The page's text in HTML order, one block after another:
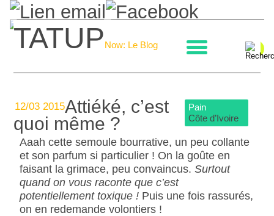
La boulangerie
TATUPNow: Le Blog
Pain
Côte d’Ivoire
12/03 2015Attiéké, c’est
quoi même ?
Aaah cette semoule bourrative, un peu collante
et son parfum si particulier ! On la goûte en
faisant la grimace, peu convaincus. Surtout
quand on vous raconte que c’est
potentiellement toxique !Puis une fois rassurés,
on en redemande volontiers !